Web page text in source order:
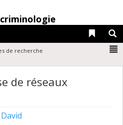
criminologie
Liens
de recherche
de réseaux